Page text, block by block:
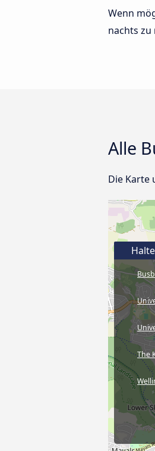
Wenn
nachts zu
Alle
Die Karte
The